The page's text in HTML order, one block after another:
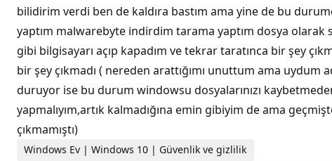
bilidirim verdi ben de kaldıra bastım ama yine de bu
yaptım malwarebyte indirdim tarama yaptım dosya
gibi bilgisayarı açıp kapadım ve tekrar taratınca bir şey
bir şey çıkmadı ( nereden arattığımı unuttum ama
duruyor ise bu durum windowsu dosyalarınızı
yapmalıyım,artık kalmadığına emin gibiyim de ama
çıkmamıştı)
Windows Ev | Windows 10 | Güvenlik ve gizlilik